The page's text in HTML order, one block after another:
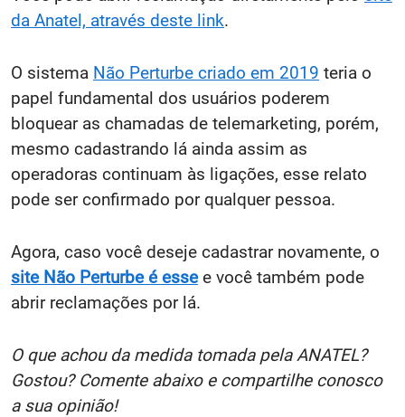
da Anatel, através deste link.
O sistema Não Perturbe criado em 2019 teria o
papel fundamental dos usuários poderem
bloquear as chamadas de telemarketing, porém,
mesmo cadastrando lá ainda assim as
operadoras continuam às ligações, esse relato
pode ser confirmado por qualquer pessoa.
Agora, caso você deseje cadastrar novamente, o
site Não Perturbe é essee você também pode
abrir reclamações por lá.
O que achou da medida tomada pela ANATEL?
Gostou? Comente abaixo e compartilhe conosco
a sua opinião!